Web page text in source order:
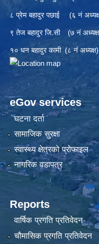
८ प्रेम बहादुर पछाई (६ नं
९ तेज बहादुर जि.सी (७ नं
१० धन बहादुर कामी (८ नं
eGov services
घटना दर्ता
सामाजिक सुरक्षा
स्वास्थ्य क्षेत्रको प्रोफाइल
नागरिक वडापत्र
Reports
वार्षिक प्रगति प्रतिवेदन
चौमासिक प्रगति प्रतिवेदन